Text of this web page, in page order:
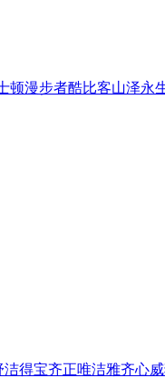
顿漫步者酷比客山泽永
洁得宝齐正唯洁雅齐心